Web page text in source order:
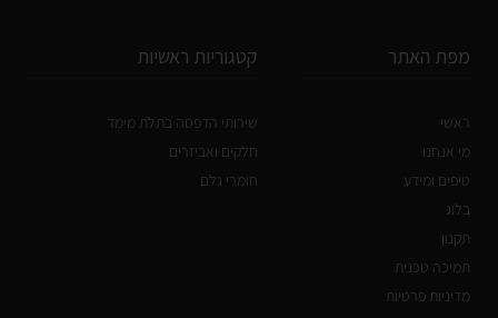
מפת האתר
ראשי
מי אנחנו
טיפים ומידע
בלוג
תקנון
תמיכה טכנית
מדיניות פרטיות
קטגוריות ראשיות
שירותי הדפסה בתלת מימד
חלקים ואביזרים
חומרי גלם